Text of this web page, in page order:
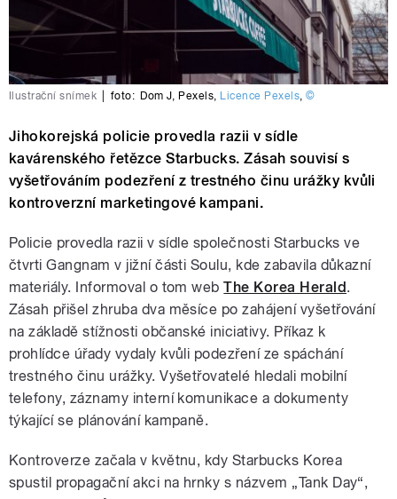
Ilustrační snímek foto: Dom J ,Pexels Licence Pexels ©
Jihokorejská policie provedla razii v sídle
kavárenského řetězce Starbucks. Zásah souvisí s
vyšetřováním podezření z trestného činu urážky kvůli
kontroverzní marketingové kampani.
Policie provedla razii v sídle společnosti Starbucks ve
čtvrti Gangnam v jižní části Soulu, kde zabavila důkazní
materiály. Informoval o tom webThe Korea Herald.
Zásah přišel zhruba dva měsíce po zahájení vyšetřování
na základě stížnosti občanské iniciativy. Příkaz k
prohlídce úřady vydaly kvůli podezření ze spáchání
trestného činu urážky. Vyšetřovatelé hledali mobilní
telefony, záznamy interní komunikace a dokumenty
týkající se plánování kampaně.
Kontroverze začala v květnu, kdy Starbucks Korea
spustil propagační akci na hrnky s názvem „Tank Day“,